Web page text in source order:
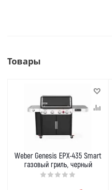
Товары
Weber Genesis EPX-435 Smart
газовый гриль, черный